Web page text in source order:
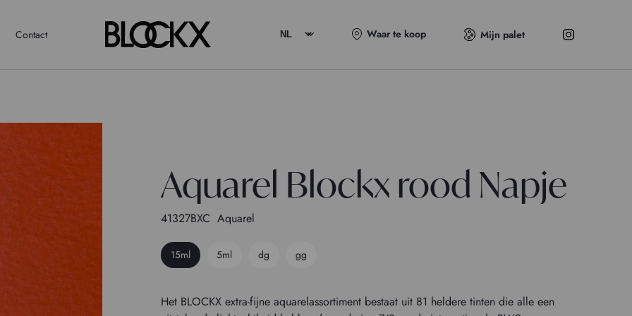
Contact Waar te koop Mijn palet
Aquarel Blockx rood Napje
41327BXC Aquarel
15ml 5ml dg gg
Het BLOCKX extra-fijne aquarelassortiment bestaat uit 81 heldere tinten die alle een